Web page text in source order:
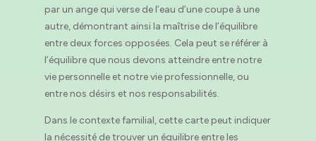
par un ange qui verse de l’eau d’une coupe à une
autre, démontrant ainsi la maîtrise de l’équilibre
entre deux forces opposées. Cela peut se référer à
l’équilibre que nous devons atteindre entre notre
vie personnelle et notre vie professionnelle, ou
entre nos désirs et nos responsabilités.
Dans le contexte familial, cette carte peut indiquer
la nécessité de trouver un équilibre entre les